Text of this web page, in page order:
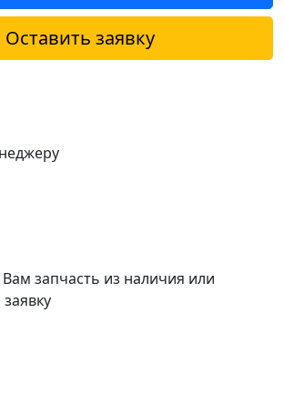
Оставить заявку
запчасть из наличия или